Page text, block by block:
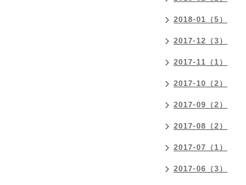
2018-01（5）
2017-12（3）
2017-11（1）
2017-10（2）
2017-09（2）
2017-08（2）
2017-07（1）
2017-06（3）